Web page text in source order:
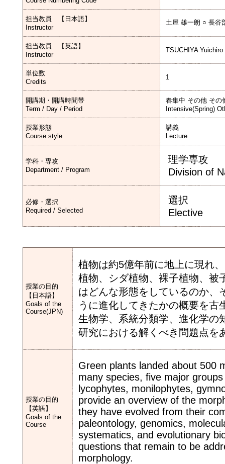
担当教員 【日本語】
Instructor
土屋 雄一朗 ○ 長谷
担当教員 【英語】
Instructor
TSUCHIYA
単位数
Credits
1
開講期・開講時間帯
Term / Day / Period
春集中 その他 その
Intensive(Spring)
授業形態
Course style
講義
Lecture
学科・専攻
Department / Program
理学専攻
Division of
必修・選択
Required / Selected
選択
Elective
授業の目的
【日本語】
Goals of the
Course(JPN)
植物は約5億年前に地上に現れ
植物、シダ植物、裸子植物、被
はどんな形態をしているのか、
うに進化してきたかの概要を
生物学、系統分類学、進化学の
研究における解くべき問題点を
授業の目的
【英語】
Goals of the
Course
Green plants landed about 500
many species, five major
lycophytes, monilophytes,
provide an overview of the
they have evolved from their
paleontology, genomics,
systematics, and evolutionary
questions that remain to be
morphology.